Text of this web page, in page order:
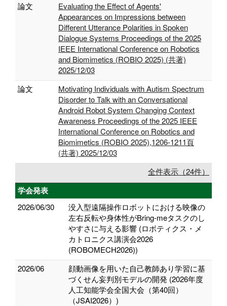
論文
Evaluating the Effect of Agents'
Appearances on Impressions between
Different Utterance Polarities in Spoken
Dialogue Systems Proceedings of the 2025
IEEE International Conference on Robotics
and Biomimetics (ROBIO 2025) (共著)
2025/12/03
論文
Motivating Individuals with Autism Spectrum
Disorder to Talk with an Conversational
Android Robot System Changing Context
Awareness Proceedings of the 2025 IEEE
International Conference on Robotics and
Biomimetics (ROBIO 2025),1206-1211頁
(共著) 2025/12/03
全件表示（24件）
学会発表
2026/06/30
没入型遠隔操作ロボットにおける映像の
左右反転や身体性がBring-meタスクのし
やすさに与える影響 (ロボティクス・メ
カトロニクス講演会2026
(ROBOMECH2026))
2026/06
顔動画像を用いた自己教師あり学習に基
づくせん妄判別モデルの開発 (2026年度
人工知能学会全国大会（第40回）
（JSAI2026）)